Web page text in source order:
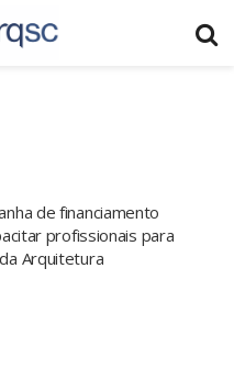
de financiamento
profissionais para
Arquitetura